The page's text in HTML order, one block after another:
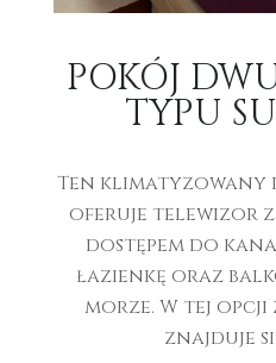
POKÓJ
TYPU
Ten klimatyzowany
oferuje telewizor z
dostępem do
łazienkę oraz
morze. W tej
znajduje